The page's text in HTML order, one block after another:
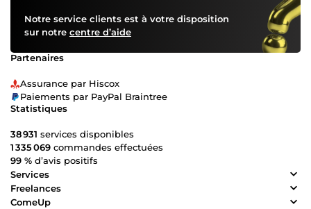
Notre service clients est à votre disposition
sur notre centre d’aide
Partenaires
Assurance par Hiscox
Paiements par PayPal Braintree
Statistiques
38 931 services disponibles
1 335 069 commandes effectuées
99 % d’avis positifs
Services
Freelances
ComeUp